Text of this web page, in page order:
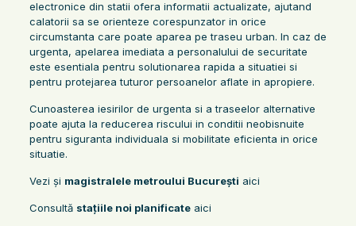
electronice din statii ofera informatii actualizate, ajutand
calatorii sa se orienteze corespunzator in orice
circumstanta care poate aparea pe traseu urban. In caz de
urgenta, apelarea imediata a personalului de securitate
este esentiala pentru solutionarea rapida a situatiei si
pentru protejarea tuturor persoanelor aflate in apropiere.
Cunoasterea iesirilor de urgenta si a traseelor alternative
poate ajuta la reducerea riscului in conditii neobisnuite
pentru siguranta individuala si mobilitate eficienta in orice
situatie.
Vezi și magistralele metroului București aici
Consultă stațiile noi planificateaici